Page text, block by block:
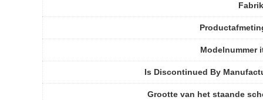
Modelnummer
Is Discontinued By
Grootte van het staande